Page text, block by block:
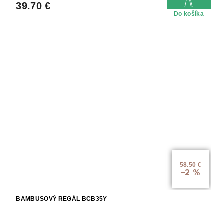
39.70 €
Do košíka
58.50 €
–2 %
BAMBUSOVÝ REGÁL BCB35Y